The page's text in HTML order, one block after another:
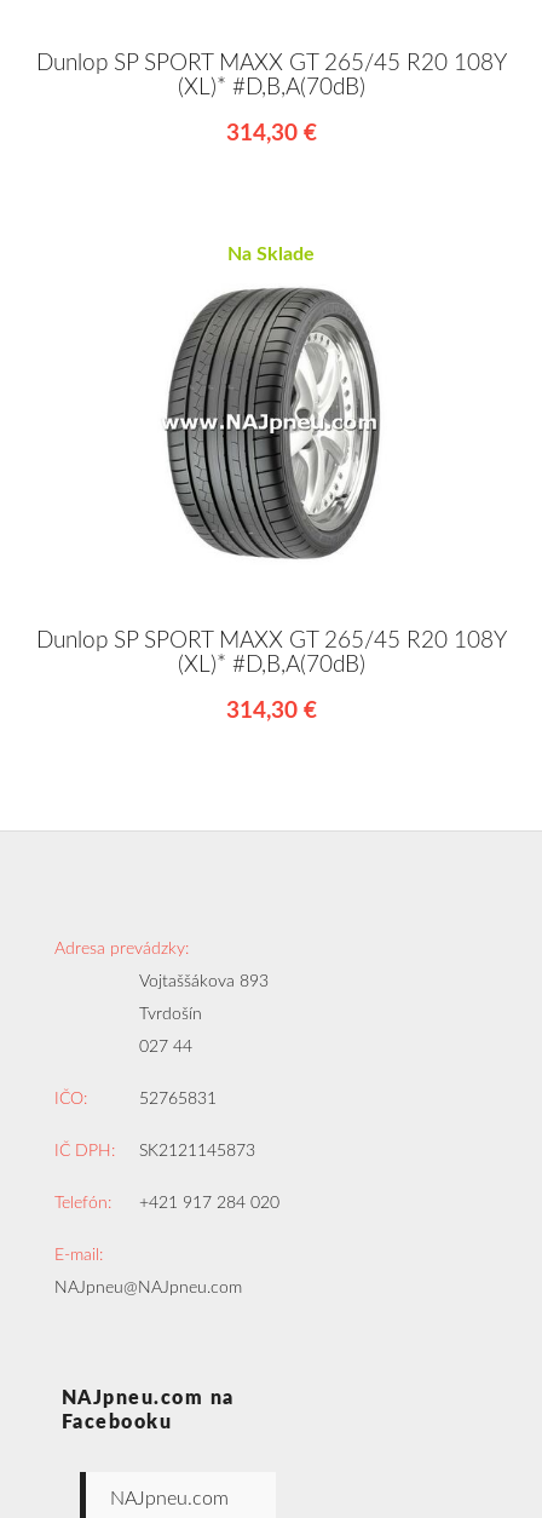
Dunlop SP SPORT MAXX GT 265/45 R20 108Y
(XL)* #D,B,A(70dB)
314,30 €
Na Sklade
Dunlop SP SPORT MAXX GT 265/45 R20 108Y
(XL)* #D,B,A(70dB)
314,30 €
Adresa prevádzky:
Vojtaššákova 893
Tvrdošín
027 44
IČO: 52765831
IČ DPH: SK2121145873
Telefón: +421 917 284 020
E-mail:
NAJpneu@NAJpneu.com
NAJpneu.com na
Facebooku
NAJpneu.com